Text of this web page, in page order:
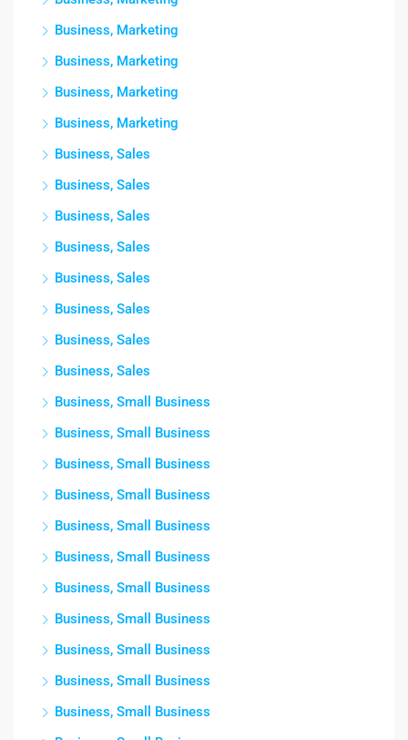
Business, Marketing
Business, Marketing
Business, Marketing
Business, Marketing
Business, Sales
Business, Sales
Business, Sales
Business, Sales
Business, Sales
Business, Sales
Business, Sales
Business, Sales
Business, Small Business
Business, Small Business
Business, Small Business
Business, Small Business
Business, Small Business
Business, Small Business
Business, Small Business
Business, Small Business
Business, Small Business
Business, Small Business
Business, Small Business